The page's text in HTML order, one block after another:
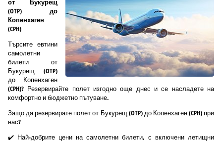
от Букурещ
(OTP) до
Копенхаген
(CPH)
Търсите евтини
самолетни
билети от
Букурещ (OTP)
до Копенхаген
(CPH)? Резервирайте полет изгодно още днес и се насладете на
комфортно и бюджетно пътуване.
Защо да резервирате полет от Букурещ (OTP) до Копенхаген (CPH) при
нас?
✔️ Най-добрите цени на самолетни билети, с включени летищни